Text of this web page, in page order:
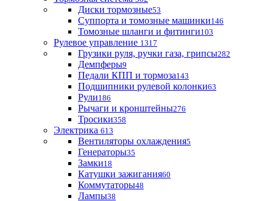
Диски тормозные53
Суппорта и томозные машинки146
Томозные шланги и фитинги103
Рулевое управление 1317
Грузики руля, ручки газа, грипсы282
Демпферы9
Педали КПП и тормоза143
Подшипники рулевой колонки63
Рули186
Рычаги и кронштейны276
Тросики358
Электрика 613
Вентиляторы охлаждения5
Генераторы35
Замки18
Катушки зажигания60
Коммутаторы48
Лампы38